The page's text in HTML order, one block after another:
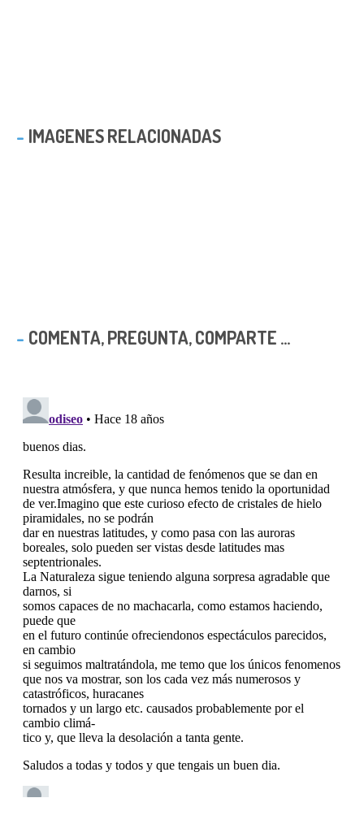
IMAGENES RELACIONADAS
COMENTA, PREGUNTA, COMPARTE ...